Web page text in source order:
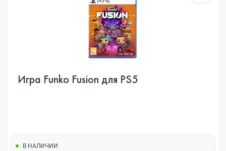
Игра Funko Fusion для PS5
В НАЛИЧИИ